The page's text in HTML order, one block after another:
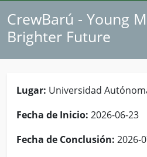
CrewBarú - Young
Brighter Future
Lugar: Universidad
Fecha de Inicio: 2026-06-23
Fecha de Conclusión: 2026-